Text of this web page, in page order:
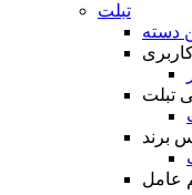
تبلت
دسته
تبلت
برند
عامل